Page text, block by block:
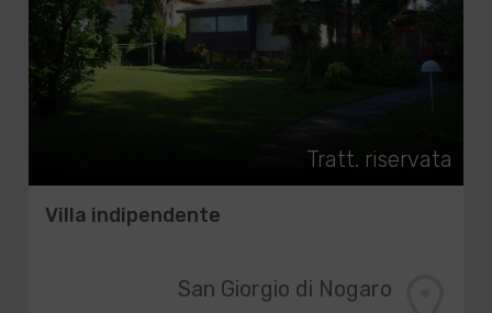
Tratt. riservata
Villa indipendente
San Giorgio di Nogaro